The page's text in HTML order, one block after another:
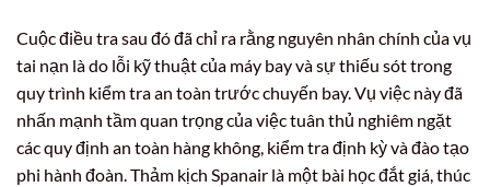
Cuộc điều tra sau đó đã chỉ ra rằng nguyên nhân chính của vụ
tai nạn là do lỗi kỹ thuật của máy bay và sự thiếu sót trong
quy trình kiểm tra an toàn trước chuyến bay. Vụ việc này đã
nhấn mạnh tầm quan trọng của việc tuân thủ nghiêm ngặt
các quy định an toàn hàng không, kiểm tra định kỳ và đào tạo
phi hành đoàn. Thảm kịch Spanair là một bài học đắt giá, thúc